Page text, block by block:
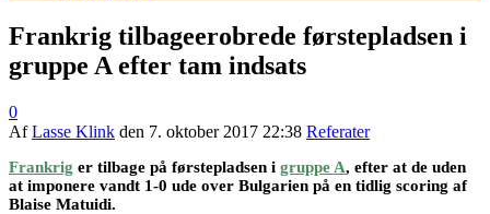
Frankrig tilbageerobrede førstepladsen i
gruppe A efter tam indsats
0
AfLasse Klink den 7. oktober 2017 22:38 Referater
Frankrig er tilbage på førstepladsen i gruppe A, efter at de uden
at imponere vandt 1-0 ude over Bulgarien på en tidlig scoring af
Blaise Matuidi.